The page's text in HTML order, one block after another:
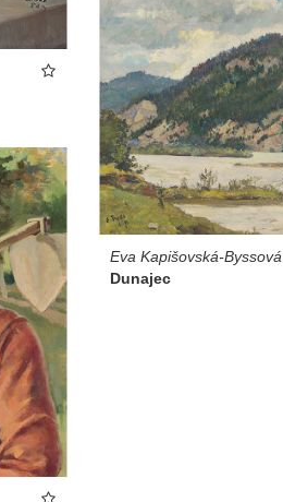
Eva Kapišovská-Byssová
Dunajec